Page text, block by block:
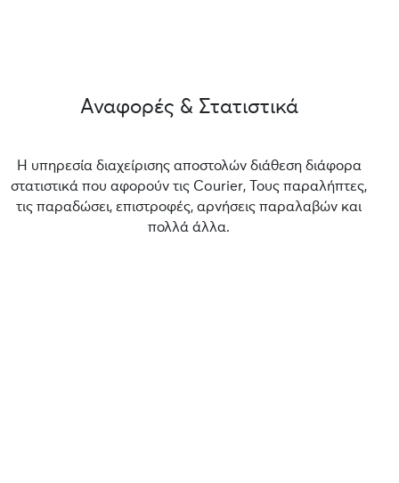
Αναφορές & Στατιστικά
Η υπηρεσία διαχείρισης αποστολών διάθεση διάφορα
στατιστικά που αφορούν τις Courier, Τους παραλήπτες,
τις παραδώσει, επιστροφές, αρνήσεις παραλαβών και
πολλά άλλα.